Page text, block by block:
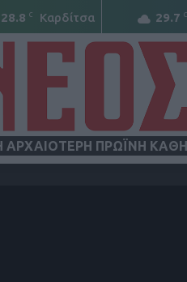
28.8 C Καρδίτσα 29.7 C
ΑΡΧΑΙΟΤΕΡΗ ΠΡΩΪΝΗ